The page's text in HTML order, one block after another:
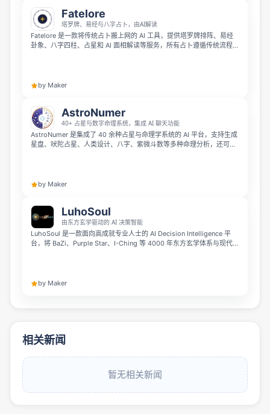
Fatelore
塔罗牌、易经与八字占卜，由AI解读
Fatelore 是一款将传统占卜搬上网的 AI 工具，提供塔罗牌排阵、易经
卦象、八字四柱、占星和 AI 面相解读等服务，所有占卜遵循传统流程，
by Maker
AstroNumer
40+ 占星与数字命理系统，集成 AI 聊天功能
AstroNumer 是集成了 40 余种占星与命理学系统的 AI 平台，支持生成
星盘、吠陀占星、人类设计、八字、紫微斗数等多种命理分析，还可通
by Maker
LuhoSoul
由东方玄学驱动的 AI 决策智能
LuhoSoul 是一款面向高成就专业人士的 AI Decision Intelligence 平
台，将 BaZi、Purple Star、I-Ching 等 4000 年东方玄学体系与现代
by Maker
相关新闻
暂无相关新闻